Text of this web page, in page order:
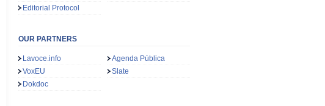
Editorial Protocol
OUR PARTNERS
Lavoce.info
Agenda Pública
VoxEU
Slate
Dokdoc